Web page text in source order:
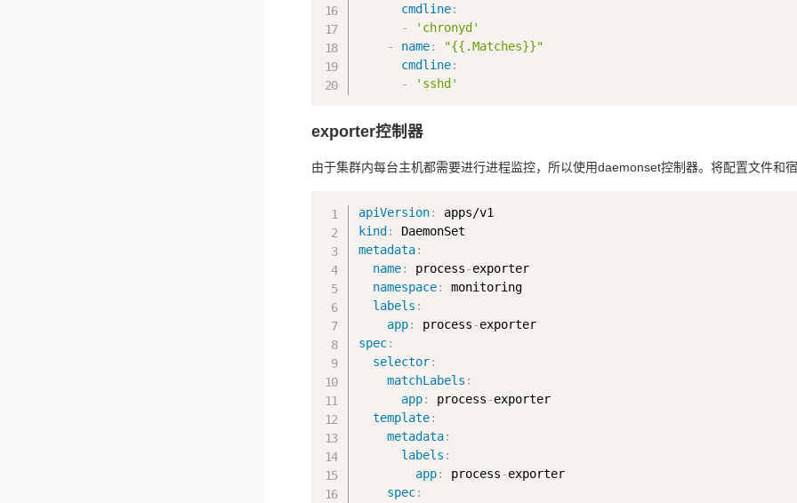
cmdline:
-
'chronyd'
-
name:
"{{.Matches}}"
cmdline:
-
'sshd'
exporter控制器
由于集群内每台主机都需要进行进程监控，所以使用daemonset控制器。将配置文件和
apiVersion:
kind :
metadata:
name: process-exporter
namespace:
monitoring
labels :
app: process-
exporter
spec:
selector:
matchLabels :
app: process-exporter
template:
metadata:
labels :
app: process-exporter
spec: